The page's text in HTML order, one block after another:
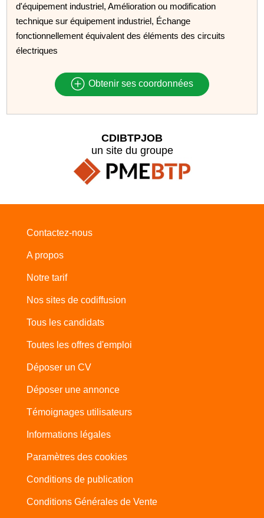
d'équipement industriel, Amélioration ou modification
technique sur équipement industriel, Échange
fonctionnellement équivalent des éléments des circuits
électriques
Obtenir ses coordonnées
CDIBTPJOB
un site du groupe
Contactez-nous
A propos
Notre tarif
Nos sites de codiffusion
Tous les candidats
Toutes les offres d'emploi
Déposer un CV
Déposer une annonce
Témoignages utilisateurs
Informations légales
Paramètres des cookies
Conditions de publication
Conditions Générales de Vente